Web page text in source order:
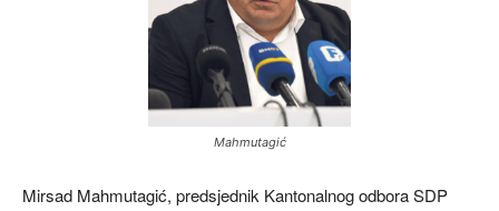
Mahmutagić
Mirsad Mahmutagić, predsjednik Kantonalnog odbora SDP